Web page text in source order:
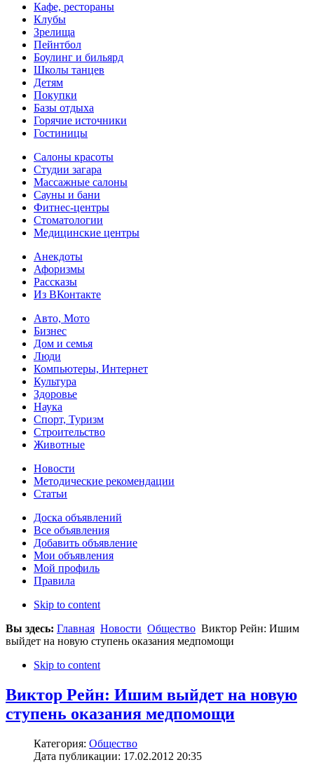
Кафе, рестораны
Клубы
Зрелища
Пейнтбол
Боулинг и бильярд
Школы танцев
Детям
Покупки
Базы отдыха
Горячие источники
Гостиницы
Салоны красоты
Студии загара
Массажные салоны
Сауны и бани
Фитнес-центры
Стоматологии
Медицинские центры
Анекдоты
Афоризмы
Рассказы
Из ВКонтакте
Авто, Мото
Бизнес
Дом и семья
Люди
Компьютеры, Интернет
Культура
Здоровье
Наука
Спорт, Туризм
Строительство
Животные
Новости
Методические рекомендации
Статьи
Доска объявлений
Все объявления
Добавить объявление
Мои объявления
Мой профиль
Правила
Skip to content
Вы здесь: Главная Новости Общество Виктор Рейн: Ишим
выйдет на новую ступень оказания медпомощи
Skip to content
Виктор Рейн: Ишим выйдет на новую
ступень оказания медпомощи
Категория: Общество
Дата публикации: 17.02.2012 20:35